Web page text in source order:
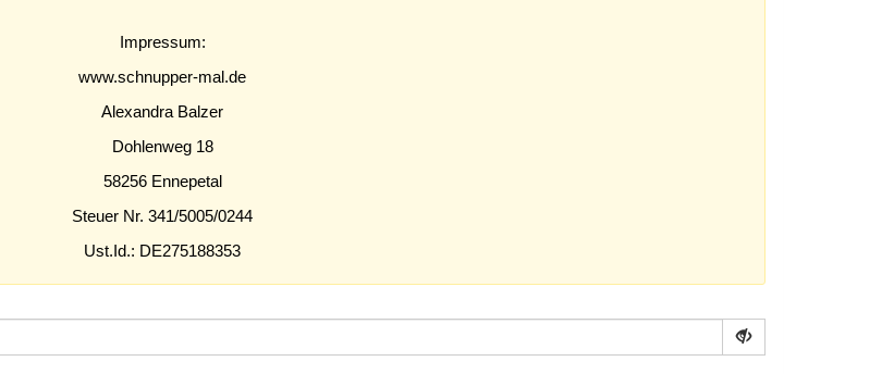
Impressum:
www.schnupper-mal.de
Alexandra Balzer
Dohlenweg 18
58256 Ennepetal
Steuer Nr. 341/5005/0244
Ust.Id.: DE275188353